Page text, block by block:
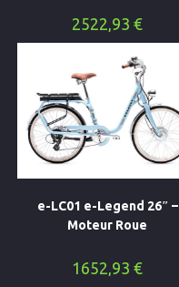
2522,93€
e-LC01 e-Legend 26″ –
Moteur Roue
1652,93€